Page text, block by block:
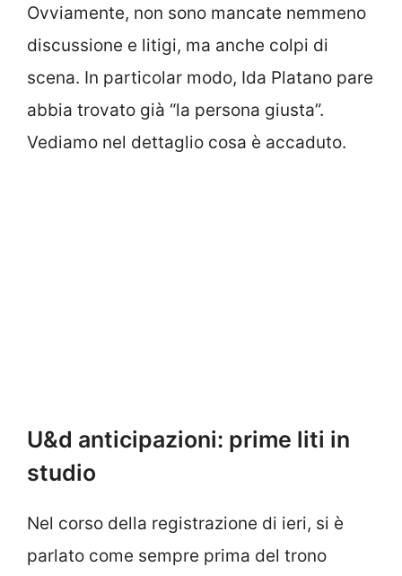
Ovviamente, non sono mancate nemmeno
discussione e litigi, ma anche colpi di
scena. In particolar modo, Ida Platano pare
abbia trovato già “la persona giusta”.
Vediamo nel dettaglio cosa è accaduto.
U&d anticipazioni: prime liti in
studio
Nel corso della registrazione di ieri, si è
parlato come sempre prima del trono